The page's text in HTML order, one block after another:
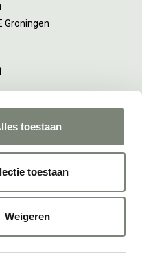
toestaan
toestaan
Weigeren
Groningen